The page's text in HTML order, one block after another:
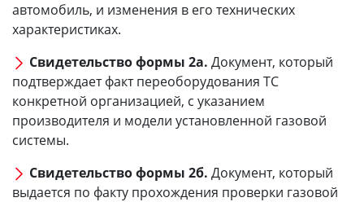
автомобиль, и изменения в его технических
характеристиках.
Свидетельство формы 2а. Документ, который
подтверждает факт переоборудования ТС
конкретной организацией, с указанием
производителя и модели установленной газовой
системы.
Свидетельство формы 2б. Документ, который
выдается по факту прохождения проверки газовой